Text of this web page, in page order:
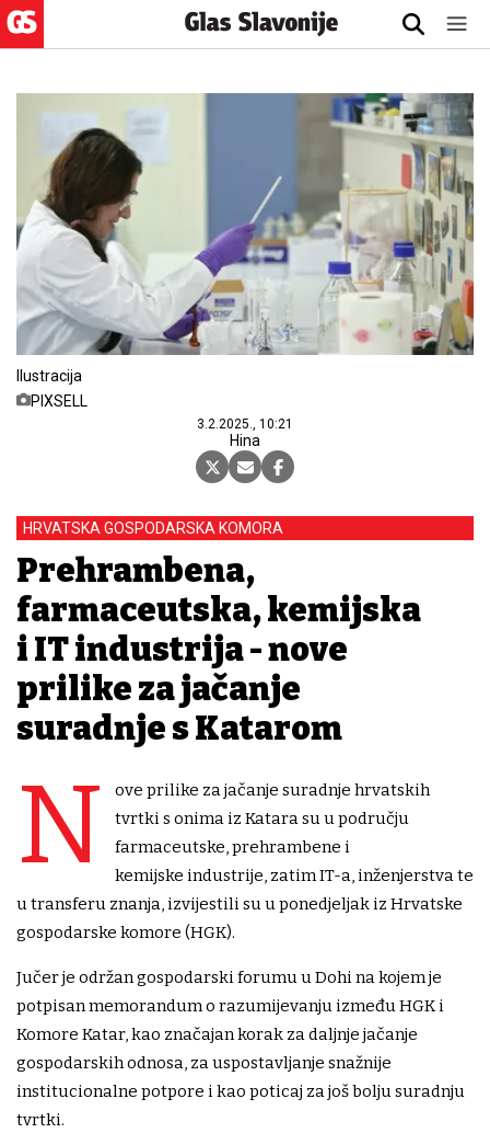
Ilustracija
PIXSELL
3.2.2025., 10:21
Hina
HRVATSKA GOSPODARSKA KOMORA
Prehrambena,
farmaceutska, kemijska
i IT industrija - nove
prilike za jačanje
suradnje s Katarom
N
ove prilike za jačanje suradnje hrvatskih
tvrtki s onima iz Katara su u području
farmaceutske, prehrambene i
kemijske industrije, zatim IT-a, inženjerstva te
u transferu znanja, izvijestili su u ponedjeljak iz Hrvatske
gospodarske komore (HGK).
Jučer je održan gospodarski forumu u Dohi na kojem je
potpisan memorandum o razumijevanju između HGK i
Komore Katar, kao značajan korak za daljnje jačanje
gospodarskih odnosa, za uspostavljanje snažnije
institucionalne potpore i kao poticaj za još bolju suradnju
tvrtki.